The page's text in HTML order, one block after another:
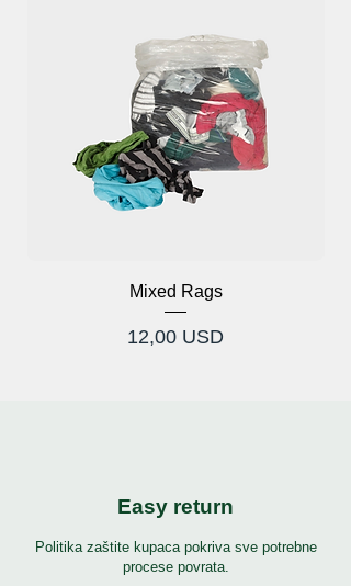
Mixed Rags
Cijena
12,00 USD
Easy return
Politika zaštite kupaca pokriva sve potrebne
procese povrata.